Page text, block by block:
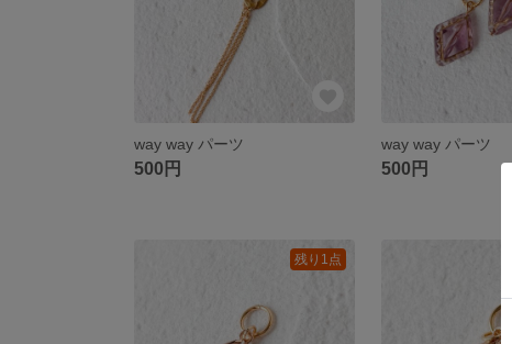
way way パーツ
500円
way way パーツ
500円
残り1点